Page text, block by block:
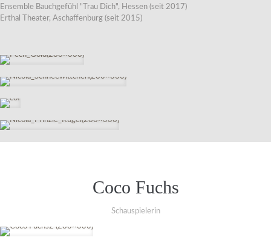
Ensemble Bauchgefühl "Trau Dich", Hessen (seit 2017)
Erthal Theater, Aschaffenburg (seit 2015)
Coco Fuchs
Schauspielerin